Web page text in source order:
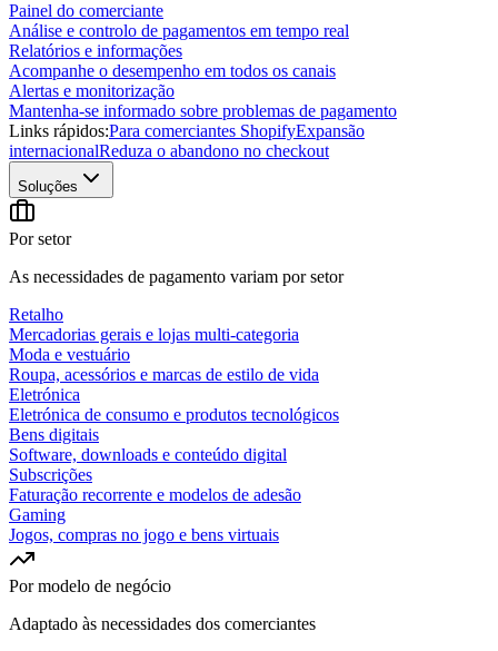
Painel do comerciante
Análise e controlo de pagamentos em tempo real
Relatórios e informações
Acompanhe o desempenho em todos os canais
Alertas e monitorização
Mantenha-se informado sobre problemas de pagamento
Links rápidos:Para comerciantes ShopifyExpansão
internacionalReduza o abandono no checkout
Soluções
Por setor
As necessidades de pagamento variam por setor
Retalho
Mercadorias gerais e lojas multi-categoria
Moda e vestuário
Roupa, acessórios e marcas de estilo de vida
Eletrónica
Eletrónica de consumo e produtos tecnológicos
Bens digitais
Software, downloads e conteúdo digital
Subscrições
Faturação recorrente e modelos de adesão
Gaming
Jogos, compras no jogo e bens virtuais
Por modelo de negócio
Adaptado às necessidades dos comerciantes